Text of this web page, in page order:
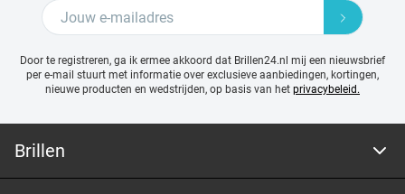
Door te registreren, ga ik ermee akkoord dat Brillen24.nl mij een nieuwsbrief
per e-mail stuurt met informatie over exclusieve aanbiedingen, kortingen,
nieuwe producten en wedstrijden, op basis van het privacybeleid.
Brillen